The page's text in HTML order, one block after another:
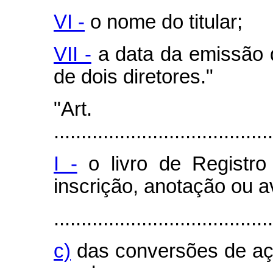
VI - o nome do titular;
VII - a data da emissão
de dois diretores."
I - o livro de Registro
inscrição, anotação ou
c) das conversões de